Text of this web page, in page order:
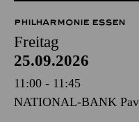
PHILHARMONIE ESSEN
Freitag
25.09.2026
11:00 - 11:45
NATIONAL-BANK